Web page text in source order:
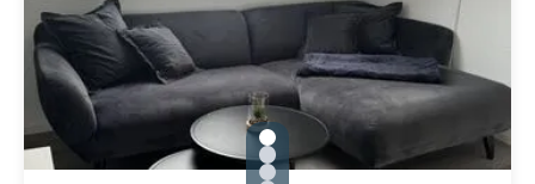
gallery.slide_selector
Zu Slide 1 wechseln
Zu Slide 2 wechseln